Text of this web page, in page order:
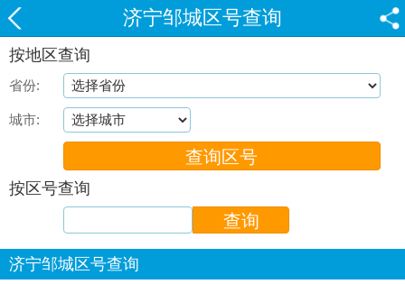
济宁邹城区号查询
按地区查询
省份:
城市:
按区号查询
济宁邹城区号查询